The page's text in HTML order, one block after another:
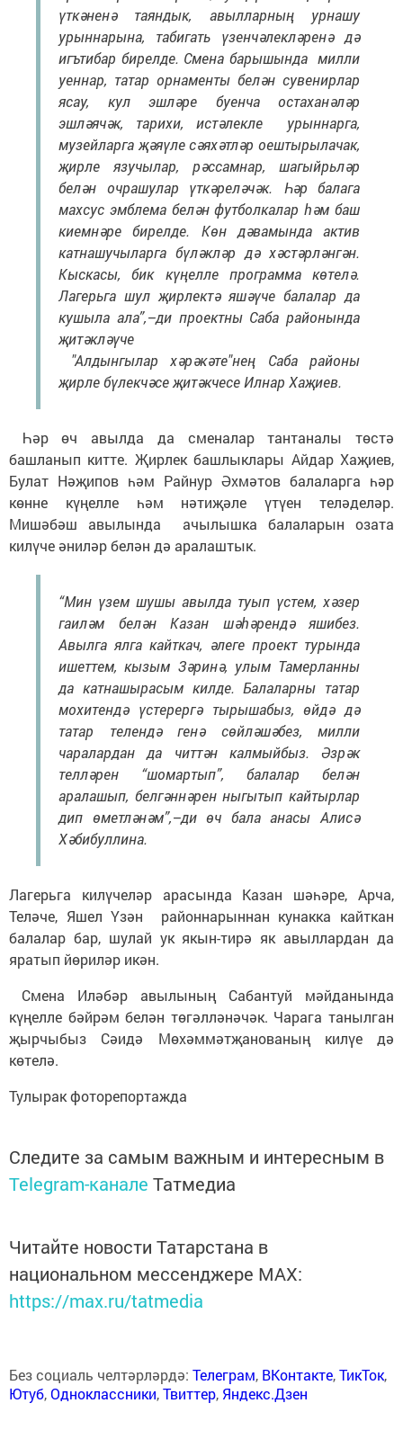
үткәненә таяндык, авылларның урнашу
урыннарына, табигать үзенчәлекләренә дә
игътибар бирелде. Смена барышында милли
уеннар, татар орнаменты белән сувенирлар
ясау, кул эшләре буенча остаханәләр
эшләячәк, тарихи, истәлекле урыннарга,
музейларга җәяүле сәяхәтләр оештырылачак,
җирле язучылар, рәссамнар, шагыйрьләр
белән очрашулар үткәреләчәк. Һәр балага
махсус эмблема белән футболкалар һәм баш
киемнәре бирелде. Көн дәвамында актив
катнашучыларга бүләкләр дә хәстәрләнгән.
Кыскасы, бик күңелле программа көтелә.
Лагерьга шул җирлектә яшәүче балалар да
кушыла ала”,–ди проектны Саба районында
җитәкләүче
"Алдынгылар хәрәкәте"нең Саба районы
җирле бүлекчәсе җитәкчесе Илнар Хаҗиев.
Һәр өч авылда да сменалар тантаналы төстә
башланып китте. Җирлек башлыклары Айдар Хаҗиев,
Булат Нәҗипов һәм Райнур Әхмәтов балаларга һәр
көнне күңелле һәм нәтиҗәле үтүен теләделәр.
Мишәбәш авылында ачылышка балаларын озата
килүче әниләр белән дә аралаштык.
“Мин үзем шушы авылда туып үстем, хәзер
гаиләм белән Казан шәһәрендә яшибез.
Авылга ялга кайткач, әлеге проект турында
ишеттем, кызым Зәринә, улым Тамерланны
да катнашырасым килде. Балаларны татар
мохитендә үстерергә тырышабыз, өйдә дә
татар телендә генә сөйләшәбез, милли
чаралардан да читтән калмыйбыз. Әзрәк
телләрен “шомартып”, балалар белән
аралашып, белгәннәрен ныгытып кайтырлар
дип өметләнәм”,–ди өч бала анасы Алисә
Хәбибуллина.
Лагерьга килүчеләр арасында Казан шәһәре, Арча,
Теләче, Яшел Үзән районнарыннан кунакка кайткан
балалар бар, шулай ук якын-тирә як авыллардан да
яратып йөриләр икән.
Смена Иләбәр авылының Сабантуй мәйданында
күңелле бәйрәм белән төгәлләнәчәк. Чарага танылган
җырчыбыз Сәидә Мөхәммәтҗанованың килүе дә
көтелә.
Тулырак фоторепортажда
Следите за самым важным и интересным в
Telegram-канале Татмедиа
Читайте новости Татарстана в
национальном мессенджере MАХ:
https://max.ru/tatmedia
Без социаль челтәрләрдә: Телеграм, ВКонтакте,ТикТок,
Ютуб,Одноклассники,Твиттер, Яндекс.Дзен